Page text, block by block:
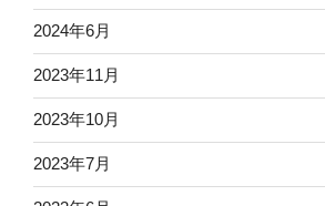
2024年6月
2023年11月
2023年10月
2023年7月